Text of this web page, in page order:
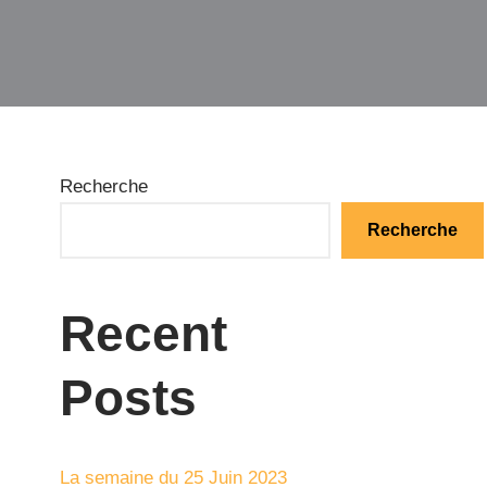
Recherche
Recherche
Recent
Posts
La semaine du 25 Juin 2023